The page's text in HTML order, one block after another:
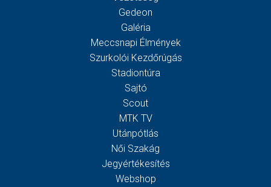
Gedeon
Galéria
Meccsnapi Élmények
Szurkolói Kezdőrúgás
Stadiontúra
Sajtó
Scout
MTK TV
Utánpótlás
Női Szakág
Jegyértékesítés
Webshop